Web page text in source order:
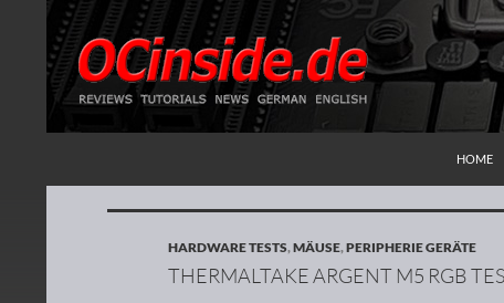
HOME
HARDWARE TESTS,MÄUSE,PERIPHERIE GERÄTE
THERMALTAKE ARGENT M5 RGB